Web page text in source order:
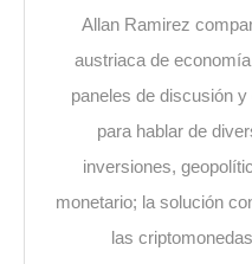
Allan Ramirez
austriaca de
paneles de discusión
para hablar de
inversiones,
monetario; la solución
las